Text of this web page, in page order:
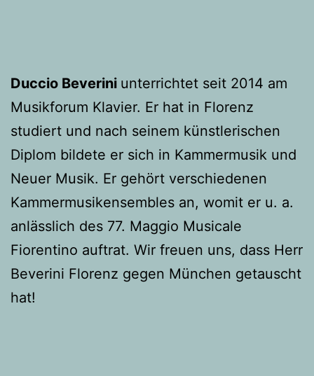
Duccio Beverini unterrichtet seit 2014 am
Musikforum Klavier. Er hat in Florenz
studiert und nach seinem künstlerischen
Diplom bildete er sich in Kammermusik und
Neuer Musik. Er gehört verschiedenen
Kammermusikensembles an, womit er u. a.
anlässlich des 77. Maggio Musicale
Fiorentino auftrat. Wir freuen uns, dass Herr
Beverini Florenz gegen München getauscht
hat!